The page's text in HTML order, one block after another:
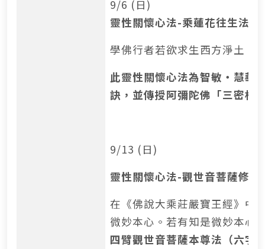
9/6 (日)
靈性關懷心法-乘蓮花往生法
學佛行者若欲求生西方淨土，
此靈性關懷心法為智敏‧慧華
訣，並傳授阿彌陀佛「三密相
9/13 (日)
靈性關懷心法-觀世音菩薩修
在《佛說大乘莊嚴寶王經》中
微妙本心。若有知是微妙本心
四臂觀世音菩薩本尊法（六字